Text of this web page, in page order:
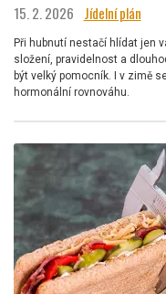
15. 2. 2026 Jídelní plán
Při hubnutí nestačí hlídat jen
složení, pravidelnost a
být velký pomocník. I v zimě
hormonální rovnováhu.